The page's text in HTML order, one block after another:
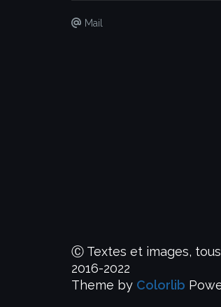
Mail
Ⓒ Textes et images,
2016-2022
Theme by Colorlib